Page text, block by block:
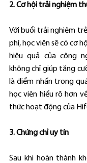
2. Cơ hội trải nghiệm
Với buổi trải nghiệm
phí, học viên sẽ có cơ
hiệu quả của công
không chỉ giúp tăng
là điểm nhấn trong
học viên hiểu rõ hơn
thức hoạt động của
3. Chứng chỉ uy tín
Sau khi hoàn thành